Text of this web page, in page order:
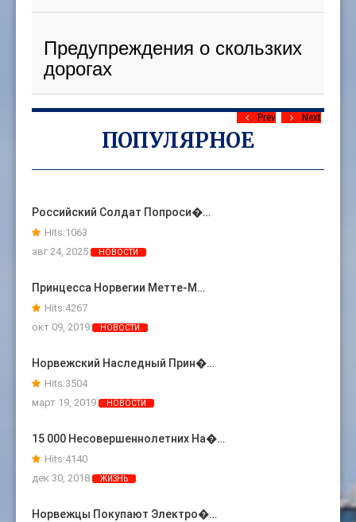
Предупреждения о скользких
дорогах
ПОПУЛЯРНОЕ
Prev Next
Российский Солдат Попроси�…
Hits:1063
авг 24, 2025
НОВОСТИ
Принцесса Норвегии Метте-М…
Hits:4267
окт 09, 2019
НОВОСТИ
Норвежский Наследный Прин�…
Hits:3504
март 19, 2019
НОВОСТИ
15 000 Несовершеннолетних На�…
Hits:4140
дек 30, 2018
ЖИЗНЬ
Норвежцы Покупают Электро�…